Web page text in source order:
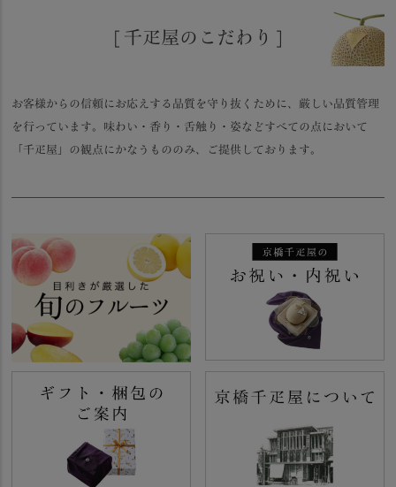
[ 千疋屋のこだわり ]
お客様からの信頼にお応えする品質を守り抜くために、厳しい品質管理
を行っています。味わい・香り・舌触り・姿などすべての点において
「千疋屋」の観点にかなうもののみ、ご提供しております。